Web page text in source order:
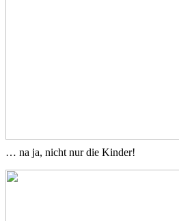
… na ja, nicht nur die Kinder!